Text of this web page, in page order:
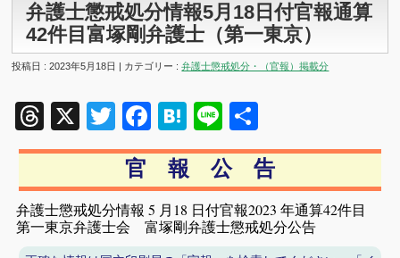
弁護士懲戒処分情報5月18日付官報通算
42件目富塚剛弁護士（第一東京）
投稿日 : 2023年5月18日 | カテゴリー :弁護士懲戒処分・（官報）掲載分
Threads
X TwitterFacebook
Hatena
Line
有
官 報 公 告
弁護士懲戒処分情報 5 月18 日付官報2023 年通算42件目
第一東京弁護士会 富塚剛弁護士懲戒処分公告